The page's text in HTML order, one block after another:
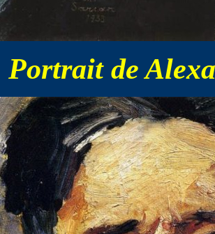
Portrait de